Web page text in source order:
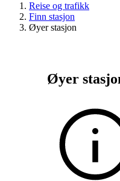
Reise og trafikk
Finn stasjon
Øyer stasjon
Øyer